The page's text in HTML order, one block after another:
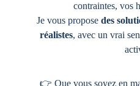
contraintes, vos
Je vous propose des
réalistes, avec un vrai
👉 Que vous soyez en